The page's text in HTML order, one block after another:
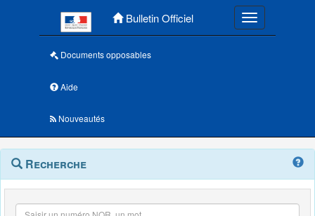
Bulletin Officiel Toggle
Documents opposables
Aide
Nouveautés
Navigation
outils
Menu
contextuel
Recherche